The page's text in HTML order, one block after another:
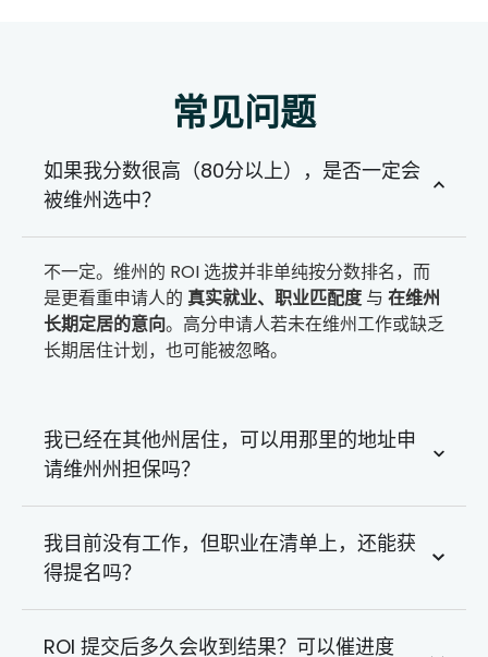
常见问题
如果我分数很高（80分以上），是否一定会
被维州选中？
不一定。维州的 ROI 选拔并非单纯按分数排名，而
是更看重申请人的 真实就业、职业匹配度与 在维州
长期定居的意向。高分申请人若未在维州工作或缺乏
长期居住计划，也可能被忽略。
我已经在其他州居住，可以用那里的地址申
请维州州担保吗？
我目前没有工作，但职业在清单上，还能获
得提名吗？
ROI 提交后多久会收到结果？可以催进度